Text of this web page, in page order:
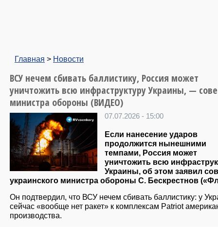
Главная > Новости
ВСУ нечем сбивать баллистику, Россия может
уничтожить всю инфраструктуру Украины, —
министра обороны (ВИДЕО)
07.07.2026 - 15:00
Если нанесение ударов
продолжится нынешними
темпами, Россия может
уничтожить всю
Украины, об этом заявил
украинского министра обороны С. Бескрестнов
Он подтвердил, что ВСУ нечем сбивать баллистику: у
сейчас «вообще нет ракет» к комплексам Patriot
производства.